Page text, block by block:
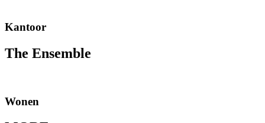
Kantoor
The Ensemble
Wonen